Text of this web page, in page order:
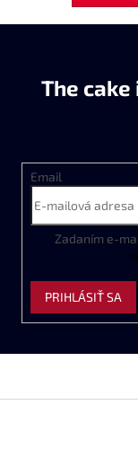
The cake
Email
Zadaním e-
PRIHLÁSIŤ SA